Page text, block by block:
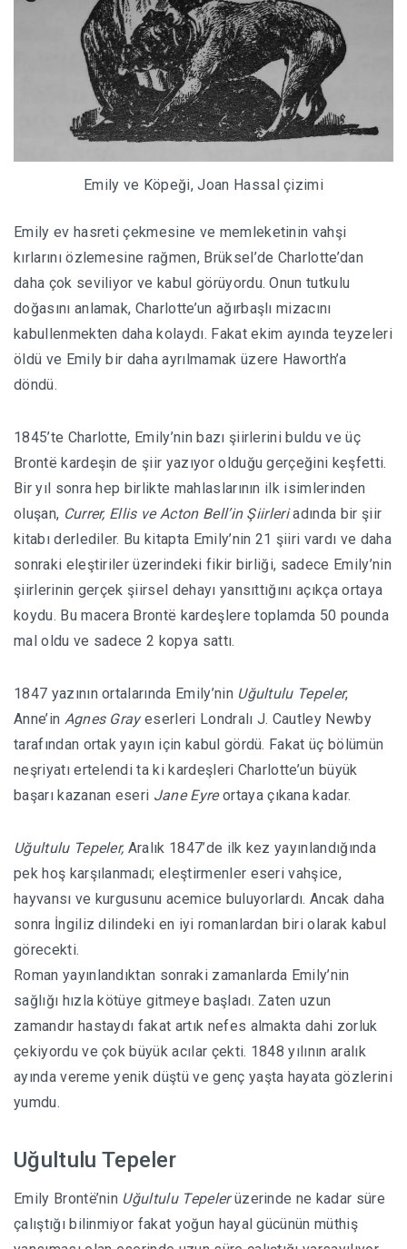
Emily ve Köpeği, Joan Hassal çizimi
Emily ev hasreti çekmesine ve memleketinin vahşi
kırlarını özlemesine rağmen, Brüksel’de Charlotte’dan
daha çok seviliyor ve kabul görüyordu. Onun tutkulu
doğasını anlamak, Charlotte’un ağırbaşlı mizacını
kabullenmekten daha kolaydı. Fakat ekim ayında teyzeleri
öldü ve Emily bir daha ayrılmamak üzere Haworth’a
döndü.
1845’te Charlotte, Emily’nin bazı şiirlerini buldu ve üç
Brontë kardeşin de şiir yazıyor olduğu gerçeğini keşfetti.
Bir yıl sonra hep birlikte mahlaslarının ilk isimlerinden
oluşan, Currer, Ellis ve Acton Bell’in Şiirleriadında bir şiir
kitabı derlediler. Bu kitapta Emily’nin 21 şiiri vardı ve daha
sonraki eleştiriler üzerindeki fikir birliği, sadece Emily’nin
şiirlerinin gerçek şiirsel dehayı yansıttığını açıkça ortaya
koydu. Bu macera Brontë kardeşlere toplamda 50 pounda
mal oldu ve sadece 2 kopya sattı.
1847 yazının ortalarında Emily’nin Uğultulu Tepeler,
Anne’in Agnes Grayeserleri Londralı J. Cautley Newby
tarafından ortak yayın için kabul gördü. Fakat üç bölümün
neşriyatı ertelendi ta ki kardeşleri Charlotte’un büyük
başarı kazanan eseri Jane Eyreortaya çıkana kadar.
Uğultulu Tepeler, Aralık 1847’de ilk kez yayınlandığında
pek hoş karşılanmadı; eleştirmenler eseri vahşice,
hayvansı ve kurgusunu acemice buluyorlardı. Ancak daha
sonra İngiliz dilindeki en iyi romanlardan biri olarak kabul
görecekti.
Roman yayınlandıktan sonraki zamanlarda Emily’nin
sağlığı hızla kötüye gitmeye başladı. Zaten uzun
zamandır hastaydı fakat artık nefes almakta dahi zorluk
çekiyordu ve çok büyük acılar çekti. 1848 yılının aralık
ayında vereme yenik düştü ve genç yaşta hayata gözlerini
yumdu.
Uğultulu Tepeler
Emily Brontë’nin Uğultulu Tepelerüzerinde ne kadar süre
çalıştığı bilinmiyor fakat yoğun hayal gücünün müthiş